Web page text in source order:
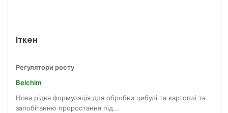
Іткен
Регулятори росту
Belchim
Нова рідка формуляція для обробки цибулі та картоплі та
запобіганню проростання під...